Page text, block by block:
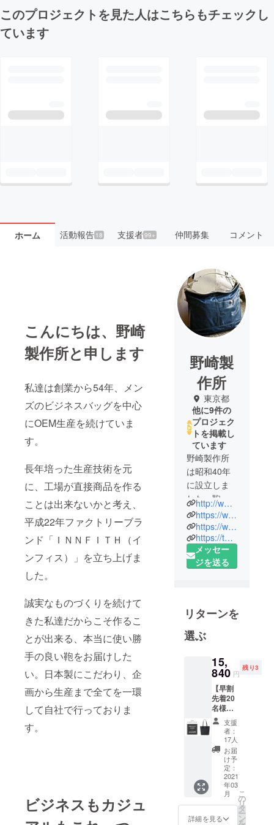
このプロジェクトを見た人はこちらもチェックし
ています
ホーム 活動報告18 支援者99+ 仲間募集 コメント
こんにちは、野崎
製作所と申します
私達は創業から54年、メン
ズのビジネスバッグを中心
にOEM生産を続けていま
す。
長年培った生産技術を元
に、工場が直接商品を作る
ことは出来ないかと考え、
平成22年ファクトリーブラ
ンド「ＩＮＮＦＩＴＨ（イ
ンフィス）」を立ち上げま
した。
誠実なものづくりを続けて
きた私達だからこそ作るこ
とが出来る、本当に使い勝
手の良い鞄をお届けした
い。日本製にこだわり、企
画から生産まで全てを一環
して自社で行っておりま
す。
ビジネスもカジュ
野崎製
作所
東京都
他に9件の
プロジェク
トを掲載し
ています
野崎製作所
は昭和40年
に設立しま
した。鞄問
屋のOEM製
品を中心
に、ビジネ
スバッグ、
カジュアル
けておりま
す。
は法人化す
るとともに
オリジナル
ブランドの
構想を練り
始め、平成
22年3月の
ホームペー
ジ開設と同
時に
「INNFITH
」を立ち上
げました。
http://www.nozakibag.jp/
https://www.facebook.com/innfith/
https://www.instagram.com/innfith_jp/
https://twitter.com/innfith_jp
メッセー
ジを送る
リターンを
選ぶ
15,
840 円
残り3
【早割
先着20
名様】
・トー
トバッ
グ【定
価の
20％OF
F】 １
般販売
予定価
格
19,800
支援
者：
17人
お届
け予
定：
2021
年03
月
詳細を見る
こ
の
リ
タ
ー
ン